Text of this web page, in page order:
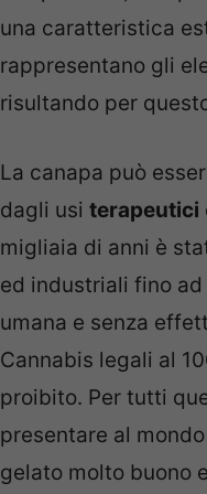
una caratteristica
rappresentano gli
risultando per
La canapa può
dagli usi terapeutici
migliaia di anni è
ed industriali fino
umana e senza
Cannabis legali al
proibito. Per tutti
presentare al
gelato molto buono